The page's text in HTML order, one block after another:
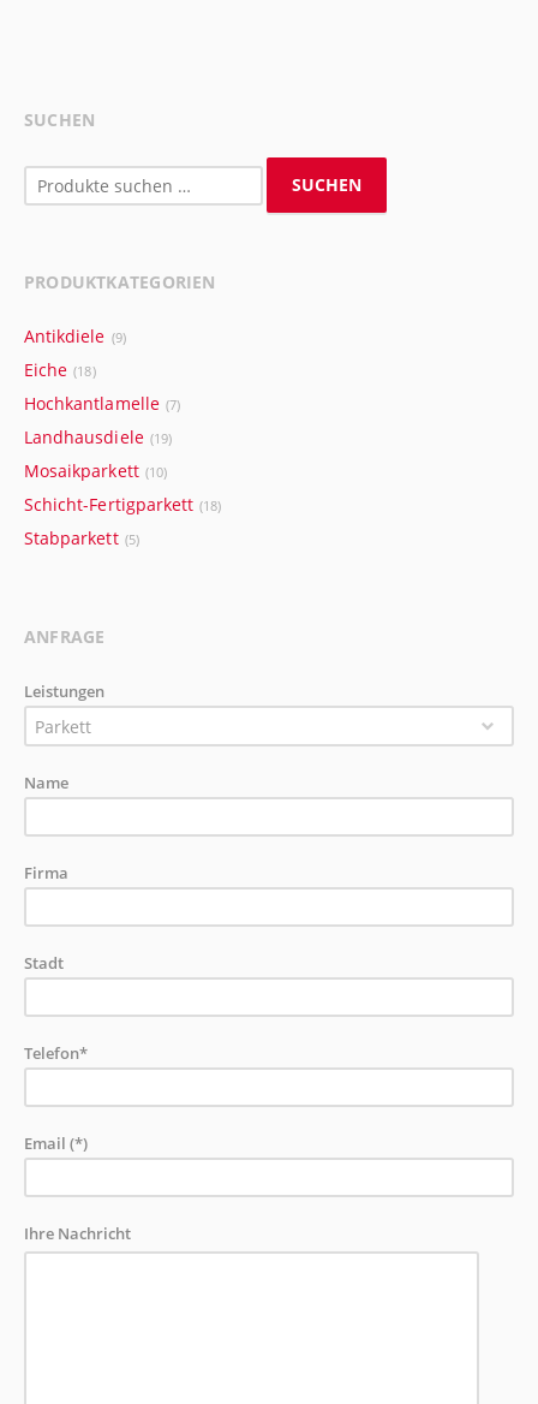
SUCHEN
Suchen
nach:
SUCHEN
PRODUKTKATEGORIEN
Antikdiele (9)
Eiche (18)
Hochkantlamelle (7)
Landhausdiele (19)
Mosaikparkett (10)
Schicht-Fertigparkett (18)
Stabparkett (5)
ANFRAGE
Leistungen
Parkett
Name
Firma
Stadt
Telefon*
Email (*)
Ihre Nachricht